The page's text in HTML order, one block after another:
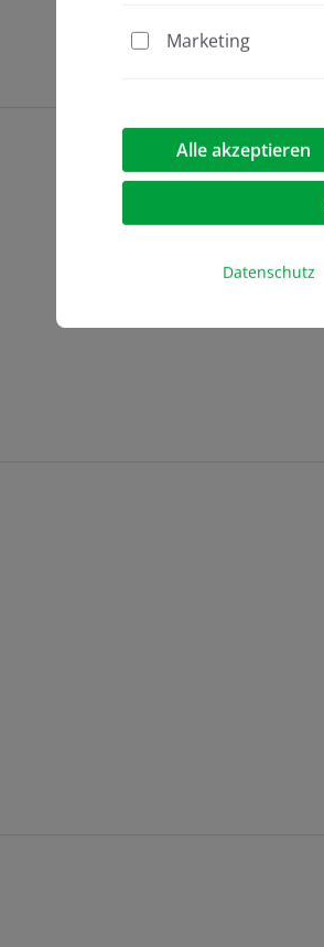
Marketing
Alle akzeptieren
Datenschutz